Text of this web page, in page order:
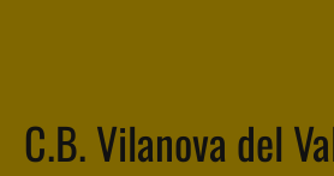
C.B. Vilanova del